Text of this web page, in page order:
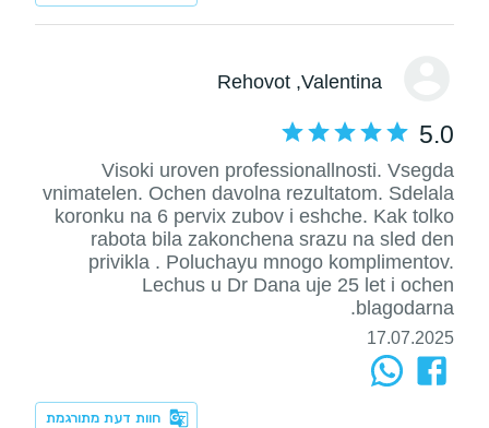
Valentina
, Rehovot
5.0
Visoki uroven professionallnosti. Vsegda
vnimatelen. Ochen davolna rezultatom. Sdelala
koronku na 6 pervix zubov i eshche. Kak tolko
rabota bila zakonchena srazu na sled den
privikla . Poluchayu mnogo komplimentov.
Lechus u Dr Dana uje 25 let i ochen
blagodarna.
17.07.2025
חוות דעת מתורגמת